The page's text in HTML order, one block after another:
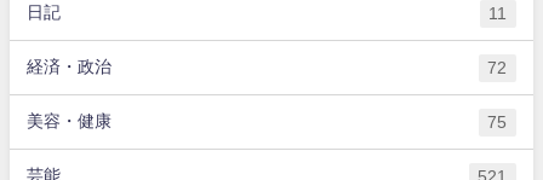
日記 11
経済・政治 72
美容・健康 75
芸能 521